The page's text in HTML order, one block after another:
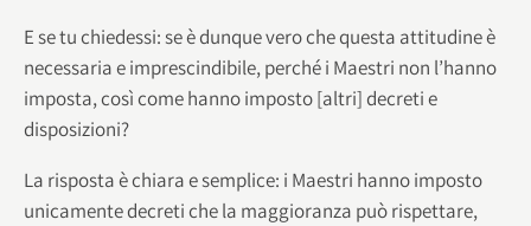
E se tu chiedessi: se è dunque vero che questa attitudine è
necessaria e imprescindibile, perché i Maestri non l’hanno
imposta, così come hanno imposto [altri] decreti e
disposizioni?
La risposta è chiara e semplice: i Maestri hanno imposto
unicamente decreti che la maggioranza può rispettare,